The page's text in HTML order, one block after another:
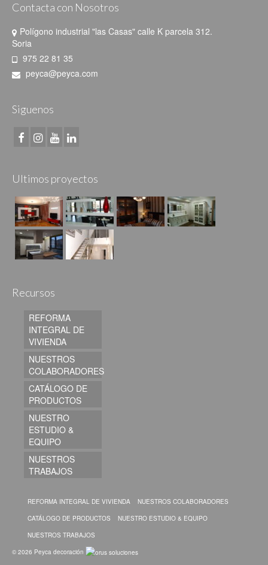
Contacta con Nosotros
Polígono industrial "las Casas" calle K parcela 312.
Soria
975 22 81 35
peyca@peyca.com
Siguenos
Ultimos proyectos
Recursos
REFORMA
INTEGRAL DE
VIVIENDA
NUESTROS
COLABORADORES
CATÁLOGO DE
PRODUCTOS
NUESTRO
ESTUDIO &
EQUIPO
NUESTROS
TRABAJOS
REFORMA INTEGRAL DE VIVIENDA
NUESTROS COLABORADORES
CATÁLOGO DE PRODUCTOS
NUESTRO ESTUDIO & EQUIPO
NUESTROS TRABAJOS
© 2026 Peyca decoración